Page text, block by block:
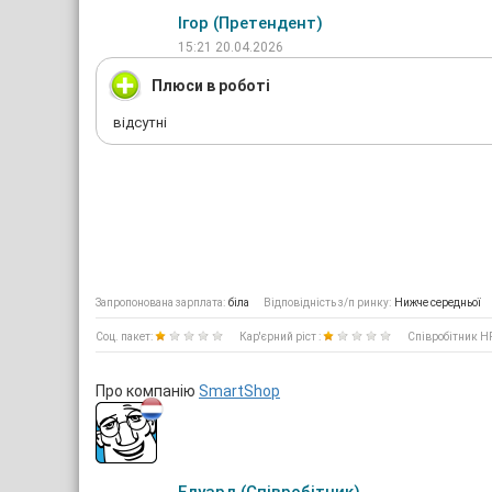
Ігор (Претендент)
15:21 20.04.2026
Плюси в роботі
відсутні
Запропонована зарплата: біла Відповідність з/п ринку: Нижче середньої
Соц. пакет: Кар'єрний ріст : Співробітник
Про компанію SmartShop